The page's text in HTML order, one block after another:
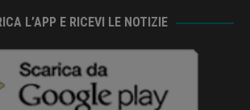
L’APP E RICEVI LE NOTIZIE